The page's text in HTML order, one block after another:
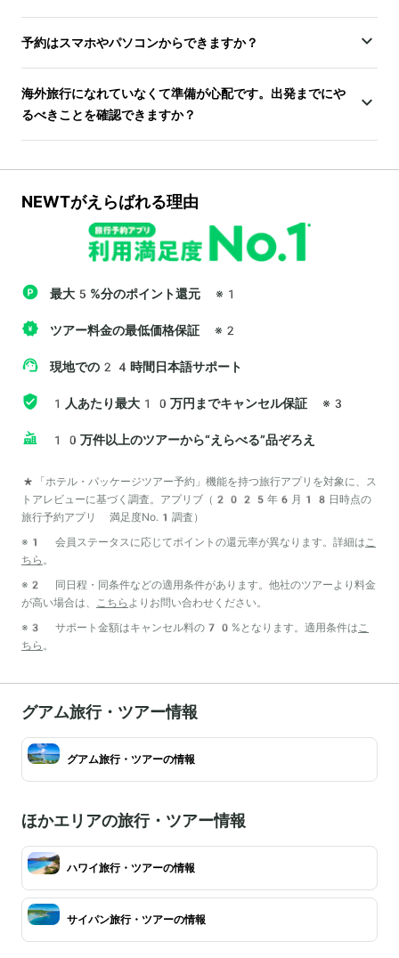
予約はスマホやパソコンからできますか？
海外旅行になれていなくて準備が心配です。出発までにや
るべきことを確認できますか？
NEWTがえらばれる理由
最大5%分のポイント還元 ※1
ツアー料金の最低価格保証 ※2
現地での24時間日本語サポート
1人あたり最大10万円までキャンセル保証 ※3
10万件以上のツアーから“えらべる”品ぞろえ
*「ホテル・パッケージツアー予約」機能を持つ旅行アプリを対象に、ス
トアレビューに基づく調査。アプリブ（2025年6月18日時点の
旅行予約アプリ 満足度No.1調査）
※1 会員ステータスに応じてポイントの還元率が異なります。詳細は こ
ちら 。
※2 同日程・同条件などの適用条件があります。他社のツアーより料金
が高い場合は、
こちら よりお問い合わせください。
※3 サポート金額はキャンセル料の70%となります。適用条件は こ
ちら 。
グアム旅行・ツアー情報
グアム旅行・ツアーの情報
ほかエリアの旅行・ツアー情報
ハワイ旅行・ツアーの情報
サイパン旅行・ツアーの情報